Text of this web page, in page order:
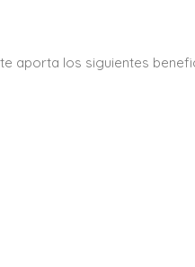
aporta los siguientes